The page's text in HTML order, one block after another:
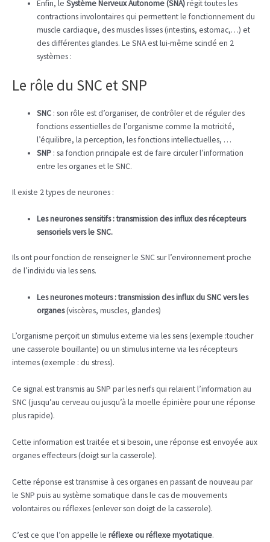
Enfin, leSystème Nerveux Autonome(SNA)régit toutes les
contractions involontaires qui permettent le fonctionnement du
muscle cardiaque, des muscles lisses (intestins, estomac,…) et
des différentes glandes. Le SNA est lui-même scindé en 2
systèmes :
Le rôle du SNC et SNP
SNC : son rôle est d’organiser, de contrôler et de réguler des
fonctions essentielles de l’organisme comme la motricité,
l’équilibre, la perception, les fonctions intellectuelles, …
SNP : sa fonction principale est de faire circuler l’information
entre les organes et le SNC.
Il existe 2 types de neurones :
Les neurones sensitifs : transmission des influx des récepteurs
sensoriels vers le SNC.
Ils ont pour fonction de renseigner le SNC sur l’environnement proche
de l’individu via les sens.
Les neurones moteurs : transmission des influx du SNC vers les
organes(viscères, muscles, glandes)
L’organisme perçoit un stimulus externe via les sens (exemple :toucher
une casserole bouillante) ou un stimulus interne via les récepteurs
internes (exemple : du stress).
Ce signal est transmis au SNP par les nerfs qui relaient l’information au
SNC (jusqu’au cerveau ou jusqu’à la moelle épinière pour une réponse
plus rapide).
Cette information est traitée et si besoin, une réponse est envoyée aux
organes effecteurs (doigt sur la casserole).
Cette réponse est transmise à ces organes en passant de nouveau par
le SNP puis au système somatique dans le cas de mouvements
volontaires ou réflexes (enlever son doigt de la casserole).
C’est ce que l’on appelle le réflexe ou réflexe myotatique.